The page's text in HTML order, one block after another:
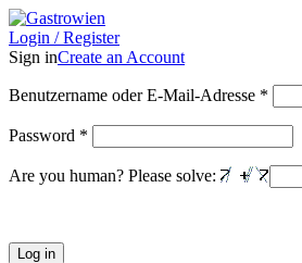
Login / Register
Sign inCreate an Account
Benutzername oder E-Mail-Adresse *
Password *
Are you human? Please solve:
Log in